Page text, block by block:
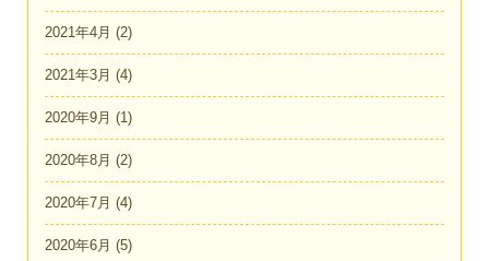
2021年4月 (2)
2021年3月 (4)
2020年9月 (1)
2020年8月 (2)
2020年7月 (4)
2020年6月 (5)